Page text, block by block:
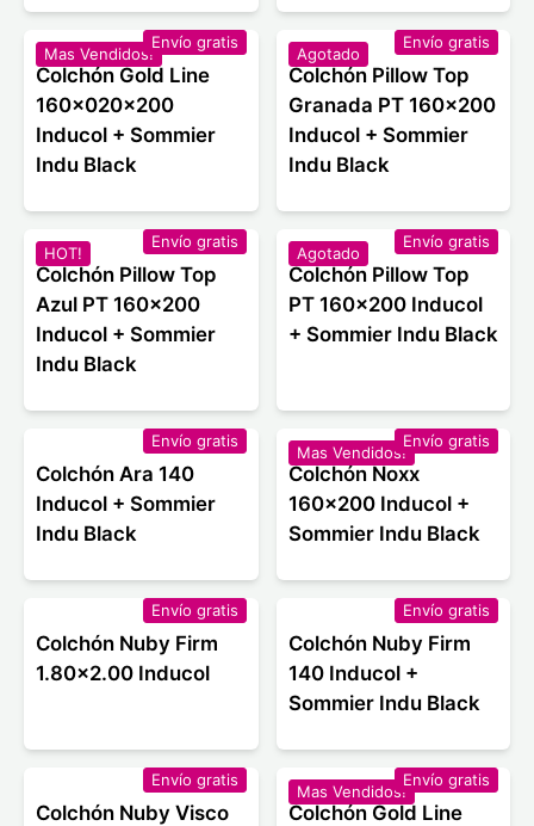
Mas Vendidos!
Envío gratis
Colchón Gold Line
160x020x200
Inducol + Sommier
Indu Black
Agotado
Envío gratis
Colchón Pillow Top
Granada PT 160x200
Inducol + Sommier
Indu Black
HOT!
Envío gratis
Colchón Pillow Top
Azul PT 160x200
Inducol + Sommier
Indu Black
Agotado
Envío gratis
Colchón Pillow Top
PT 160x200 Inducol
+ Sommier Indu Black
Envío gratis
Colchón Ara 140
Inducol + Sommier
Indu Black
Mas Vendidos!
Envío gratis
Colchón Noxx
160x200 Inducol +
Sommier Indu Black
Envío gratis
Colchón Nuby Firm
1.80x2.00 Inducol
Envío gratis
Colchón Nuby Firm
140 Inducol +
Sommier Indu Black
Envío gratis
Colchón Nuby Visco
Mas Vendidos!
Envío gratis
Colchón Gold Line